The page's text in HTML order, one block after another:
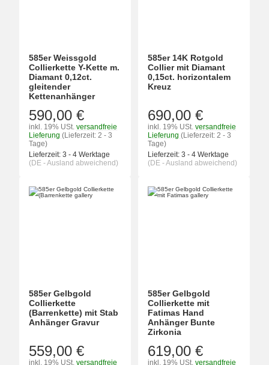
585er Weissgold
Collierkette Y-Kette m.
Diamant 0,12ct.
gleitender
Kettenanhänger
590,00 €
inkl. 19% USt. versandfreie
Lieferung (Lieferzeit: 2 - 3
Tage)
Lieferzeit: 3 - 4 Werktage
(DE - Ausland abweichend)
585er 14K Rotgold
Collier mit Diamant
0,15ct. horizontalem
Kreuz
690,00 €
inkl. 19% USt. versandfreie
Lieferung (Lieferzeit: 2 - 3
Tage)
Lieferzeit: 3 - 4 Werktage
(DE - Ausland abweichend)
585er Gelbgold
Collierkette
(Barrenkette) mit Stab
Anhänger Gravur
559,00 €
inkl. 19% USt. versandfreie
585er Gelbgold
Collierkette mit
Fatimas Hand
Anhänger Bunte
Zirkonia
619,00 €
inkl. 19% USt. versandfreie